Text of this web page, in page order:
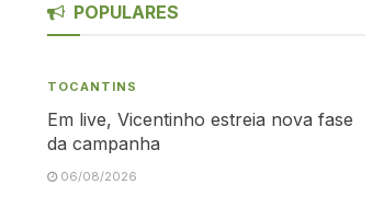
POPULARES
TOCANTINS
Em live, Vicentinho estreia nova fase
da campanha
06/08/2026